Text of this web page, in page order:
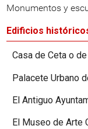
Monumentos y
Edificios
Casa de Ceta o
Palacete Urbano
El Antiguo
El Museo de Arte